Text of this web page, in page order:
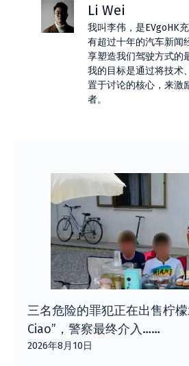
Li Wei
我叫李伟，是EVgoHK
有超过十年的汽车新闻
享塑造我们驾驶方式的
我的目标是通过将技术
置于讨论的核心，来激
者。
三名危险的罪犯正在出售柠
Ciao”​​，警察最终介入……
2026年8月10日